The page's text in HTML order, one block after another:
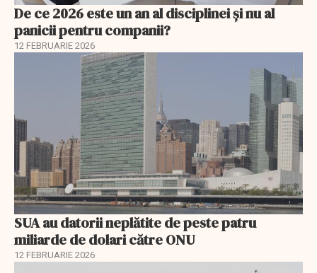
De ce 2026 este un an al disciplinei și nu al
panicii pentru companii?
12 FEBRUARIE 2026
SUA au datorii neplătite de peste patru
miliarde de dolari către ONU
12 FEBRUARIE 2026